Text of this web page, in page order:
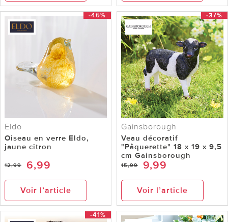
-46%
Eldo
Oiseau en verre Eldo,
jaune citron
12,99 6,99
Voir l’article
-37%
Gainsborough
Veau décoratif
"Pâquerette" 18 x 19 x 9,5
cm Gainsborough
15,99 9,99
Voir l’article
-41%